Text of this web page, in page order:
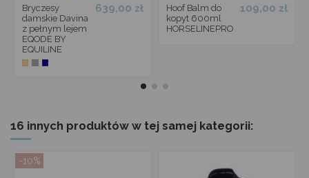
Bryczesy
damskie Davina
z pełnym lejem
EQODE BY
EQUILINE
639,00 zł
Hoof Balm do
kopyt 600ml
HORSELINEPRO
109,00 zł
16 innych produktów w tej samej kategorii:
-10%